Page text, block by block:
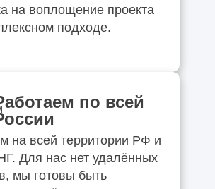
на воплощение проекта
подходе.
по всей
на всей территории РФ и
Для нас нет удалённых
мы готовы быть